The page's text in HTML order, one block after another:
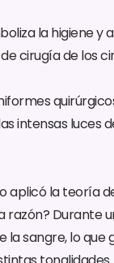
la higiene y
cirugía de los
intensas luces
aplicó la teoría
razón? Durante
la sangre, lo